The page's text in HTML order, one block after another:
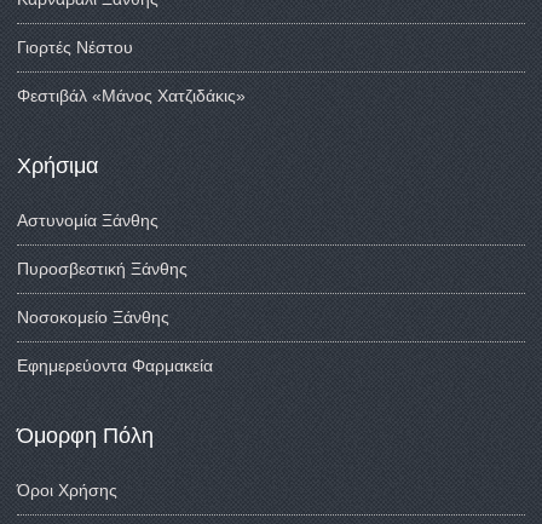
Γιορτές Νέστου
Φεστιβάλ «Μάνος Χατζιδάκις»
Χρήσιμα
Αστυνομία Ξάνθης
Πυροσβεστική Ξάνθης
Νοσοκομείο Ξάνθης
Εφημερεύοντα Φαρμακεία
Όμορφη Πόλη
Όροι Χρήσης